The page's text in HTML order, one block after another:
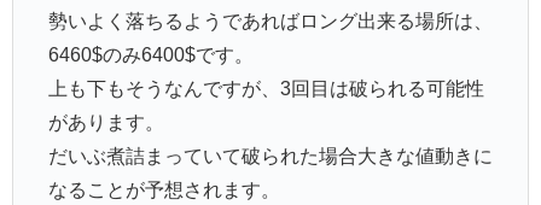
勢いよく落ちるようであればロング出来る場所は、
6460$のみ6400$です。
上も下もそうなんですが、3回目は破られる可能性
があります。
だいぶ煮詰まっていて破られた場合大きな値動きに
なることが予想されます。